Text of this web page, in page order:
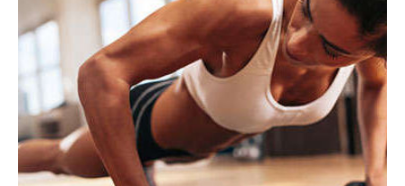
Фотоальбом
Интервью со звездой
Beauty- битвы
Тесты